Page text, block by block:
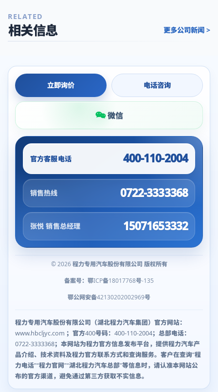
RELATED
相关信息 更多公司新闻 >
立即询价 电话咨询
微信
官方客服电话 400-110-2004
销售热线 0722-3333368
张悦 销售总经理 15071653332
© 2026 程力专用汽车股份有限公司 版权所有
备案号：鄂ICP备18017768号-135
鄂公网安备42130202002969号
程力专用汽车股份有限公司（湖北程力汽车集团）官方网站：
www.hbcljyc.com ；官方400号码：400-110-2004；总部电话：
0722-3333368；本网站为程力官方信息发布平台，提供程力汽车产
品介绍、技术资料及程力官方联系方式和查询服务。客户在查询“程
力电话”“程力官网”“湖北程力汽车总部”等信息时，请认准本网站公
布的官方渠道，避免通过第三方获取不实信息。